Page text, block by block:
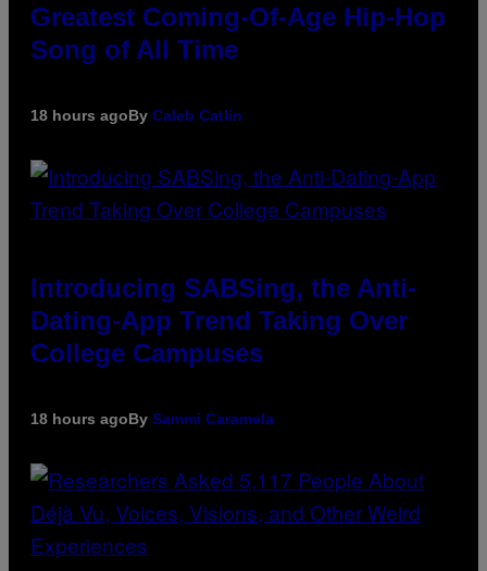
Greatest Coming-Of-Age Hip-Hop
Song of All Time
18 hours agoBy Caleb Catlin
Introducing SABSing, the Anti-
Dating-App Trend Taking Over
College Campuses
18 hours agoBy Sammi Caramela